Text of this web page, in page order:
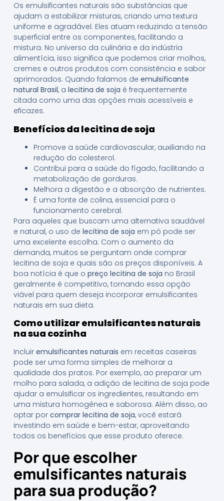
Os emulsificantes naturais são substâncias que
ajudam a estabilizar misturas, criando uma textura
uniforme e agradável. Eles atuam reduzindo a tensão
superficial entre os componentes, facilitando a
mistura. No universo da culinária e da indústria
alimentícia, isso significa que podemos criar molhos,
cremes e outros produtos com consistência e sabor
aprimorados. Quando falamos de emulsificante
natural Brasil, a lecitina de soja é frequentemente
citada como uma das opções mais acessíveis e
eficazes.
Benefícios da lecitina de soja
Promove a saúde cardiovascular, auxiliando na
redução do colesterol.
Contribui para a saúde do fígado, facilitando a
metabolização de gorduras.
Melhora a digestão e a absorção de nutrientes.
É uma fonte de colina, essencial para o
funcionamento cerebral.
Para aqueles que buscam uma alternativa saudável
e natural, o uso de lecitina de soja em pó pode ser
uma excelente escolha. Com o aumento da
demanda, muitos se perguntam onde comprar
lecitina de soja e quais são os preços disponíveis. A
boa notícia é que o preço lecitina de soja no Brasil
geralmente é competitivo, tornando essa opção
viável para quem deseja incorporar emulsificantes
naturais em sua dieta.
Como utilizar emulsificantes naturais
na sua cozinha
Incluir emulsificantes naturais em receitas caseiras
pode ser uma forma simples de melhorar a
qualidade dos pratos. Por exemplo, ao preparar um
molho para salada, a adição de lecitina de soja pode
ajudar a emulsificar os ingredientes, resultando em
uma mistura homogênea e saborosa. Além disso, ao
optar por comprar lecitina de soja, você estará
investindo em saúde e bem-estar, aproveitando
todos os benefícios que esse produto oferece.
Por que escolher
emulsificantes naturais
para sua produção?